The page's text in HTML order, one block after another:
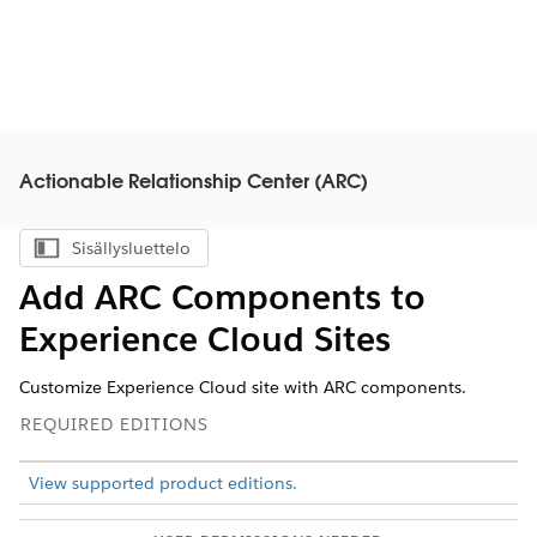
Actionable Relationship Center (ARC)
Näytä sisällysluettelo
Sisällysluettelo
Add ARC Components to
Experience Cloud Sites
Customize Experience Cloud site with ARC components.
REQUIRED EDITIONS
View supported product editions.